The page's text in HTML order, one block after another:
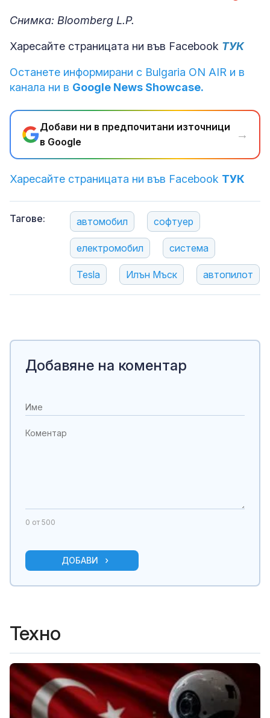
Снимка: Bloomberg L.P.
Харесайте страницата ни във Facebook ТУК
Останете информирани с Bulgaria ON AIR и в
канала ни в Google News Showcase.
Добави ни в предпочитани източници
в Google
→
Харесайте страницата ни във Facebook ТУК
Тагове: автомобил софтуер
електромобил система
Tesla Илън Мъск автопилот
Добавяне на коментар
0 от 500
ДОБАВИ
Техно